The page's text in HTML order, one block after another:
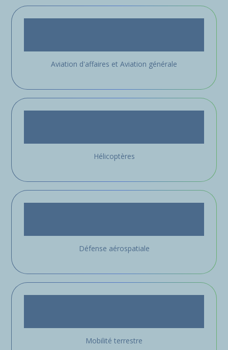
Aviation d'affaires et Aviation générale
Hélicoptères
Défense aérospatiale
Mobilité terrestre